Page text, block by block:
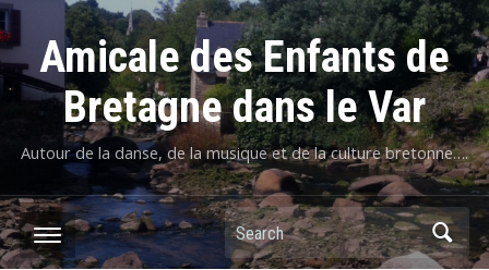
Amicale des Enfants de
Bretagne dans le Var
Autour de la danse, de la musique et de la culture bretonne….